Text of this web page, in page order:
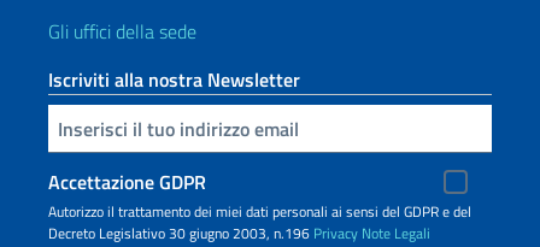
Gli uffici della sede
Iscriviti alla nostra Newsletter
Inserisci la tua email
Accettazione GDPR
Autorizzo il trattamento dei miei dati personali ai sensi del GDPR e del
Decreto Legislativo 30 giugno 2003, n.196 Privacy Note Legali